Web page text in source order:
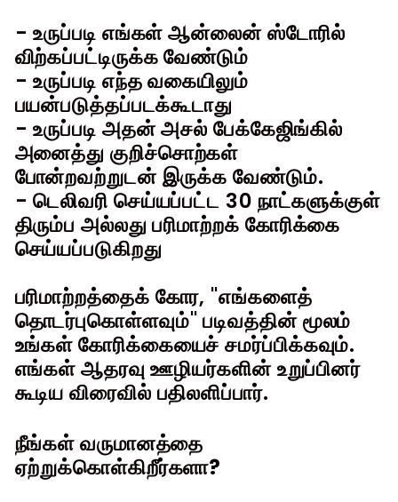
- உருப்படி எங்கள் ஆன்லைன் ஸ்டோரில்
விற்கப்பட்டிருக்க வேண்டும்
- உருப்படி எந்த வகையிலும்
பயன்படுத்தப்படக்கூடாது
- உருப்படி அதன் அசல் பேக்கேஜிங்கில்
அனைத்து குறிச்சொற்கள்
போன்றவற்றுடன் இருக்க வேண்டும்.
- டெலிவரி செய்யப்பட்ட 30 நாட்களுக்குள்
திரும்ப அல்லது பரிமாற்றக் கோரிக்கை
செய்யப்படுகிறது
பரிமாற்றத்தைக் கோர, "எங்களைத்
தொடர்புகொள்ளவும்" படிவத்தின் மூலம்
உங்கள் கோரிக்கையைச் சமர்ப்பிக்கவும்.
எங்கள் ஆதரவு ஊழியர்களின் உறுப்பினர்
கூடிய விரைவில் பதிலளிப்பார்.
நீங்கள் வருமானத்தை
ஏற்றுக்கொள்கிறீர்களா?